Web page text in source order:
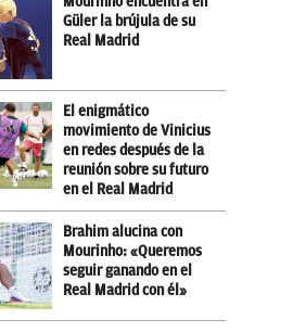
Güler la brújula de su
Real Madrid
El enigmático
movimiento de Vinicius
en redes después de la
reunión sobre su futuro
en el Real Madrid
Brahim alucina con
Mourinho: «Queremos
seguir ganando en el
Real Madrid con él»